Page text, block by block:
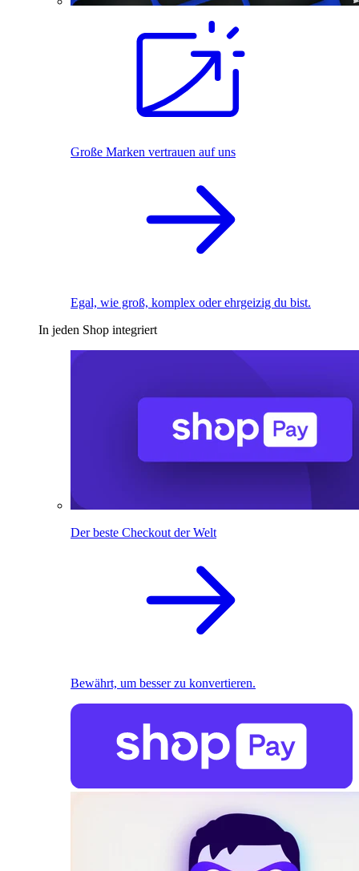
Große Marken vertrauen auf uns
Egal, wie groß, komplex oder ehrgeizig du bist.
In jeden Shop integriert
Der beste Checkout der Welt
Bewährt, um besser zu konvertieren.